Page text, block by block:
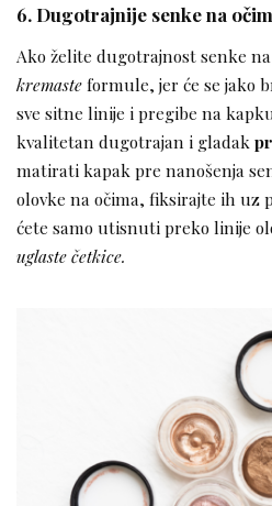
6. Dugotrajnije senke na
Ako želite dugotrajnost senke
kremasteformule, jer će se jako
sve sitne linije i pregibe na
kvalitetan dugotrajan i gladak
matirati kapak pre nanošenja
olovke na očima, fiksirajte ih uz
ćete samo utisnuti preko linije
uglaste četkice.